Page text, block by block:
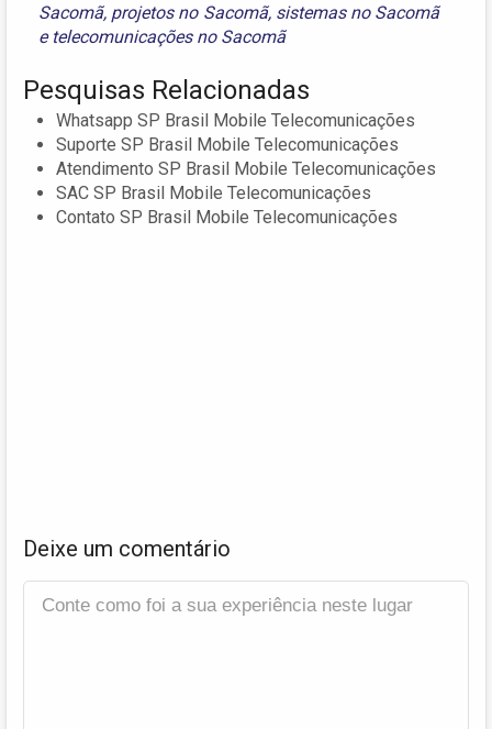
Sacomã, projetos no Sacomã, sistemas no Sacomã
e telecomunicações no Sacomã
Pesquisas Relacionadas
Whatsapp SP Brasil Mobile Telecomunicações
Suporte SP Brasil Mobile Telecomunicações
Atendimento SP Brasil Mobile Telecomunicações
SAC SP Brasil Mobile Telecomunicações
Contato SP Brasil Mobile Telecomunicações
Deixe um comentário